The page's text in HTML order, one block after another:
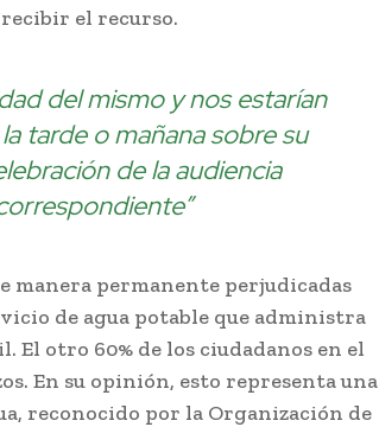
el recurso.
del mismo y nos estarían
tarde o mañana sobre su
de la audiencia
manera permanente perjudicadas
de agua potable que administra
otro 60% de los ciudadanos en el
En su opinión, esto representa una
reconocido por la Organización de